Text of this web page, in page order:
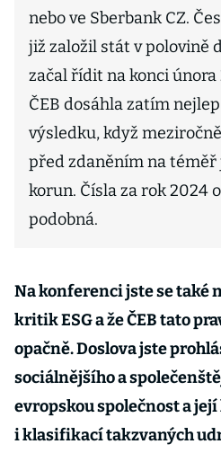
nebo ve Sberbank CZ.
již založil stát v polovině
začal řídit na konci února
ČEB dosáhla zatím
výsledku, když
před zdaněním na
korun. Čísla za rok 2024
podobná.
Na konferenci jste se také
kritik ESG a že ČEB tato
opačně. Doslova jste
sociálnějšího a
evropskou společnost a
i klasifikací takzvaných